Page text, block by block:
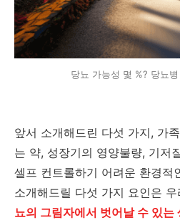
당뇨 가능성 몇 %? 당뇨
앞서 소개해드린 다섯 가지, 가
는 약, 성장기의 영양불량, 기저
셀프 컨트롤하기 어려운 환경적
소개해드릴 다섯 가지 요인은
뇨의 그림자에서 벗어날 수 있는